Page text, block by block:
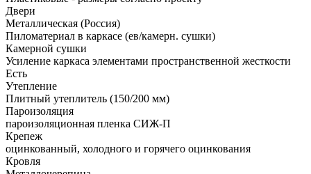
Двери
Металлическая (Россия)
Пиломатериал в каркасе (ев/камерн. сушки)
Камерной сушки
Усиление каркаса элементами пространственной жесткости
Есть
Утепление
Плитный утеплитель (150/200 мм)
Пароизоляция
пароизоляционная пленка СИЖ-П
Крепеж
оцинкованный, холодного и горячего оцинкования
Кровля